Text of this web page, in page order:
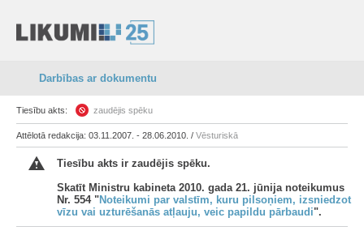
Darbības ar dokumentu
Tiesību akts: zaudējis spēku
Attēlotā redakcija: 03.11.2007. - 28.06.2010. / Vēsturiskā
Tiesību akts ir zaudējis spēku.
Skatīt Ministru kabineta 2010. gada 21. jūnija noteikumus
Nr. 554 "Noteikumi par valstīm, kuru pilsoņiem, izsniedzot
vīzu vai uzturēšanās atļauju, veic papildu pārbaudi".